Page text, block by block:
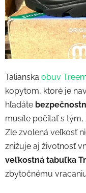
Talianska obuv
kopytom, ktoré je
hľadáte
musíte počítať s tým,
Zle zvolená veľkosť
znižuje aj životnosť
veľkostná tabuľka
zbytočnému